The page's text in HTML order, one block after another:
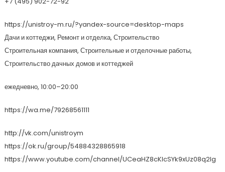
https://unistroy-m.ru/?yandex-source=desktop-maps
Дачи и коттеджи, Ремонт и отделка, Строительство
Строительная компания, Строительные и отделочные работы,
Строительство дачных домов и коттеджей
ежедневно, 10:00–20:00
https://wa.me/79268561111
http://vk.com/unistroym
https://ok.ru/group/54884328865918
https://www.youtube.com/channel/UCeaHZ8cKIcSYk9xUz08q2lg